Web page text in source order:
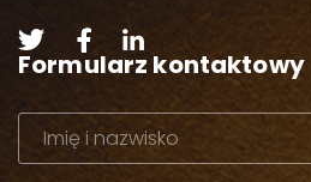
Formularz kontaktowy